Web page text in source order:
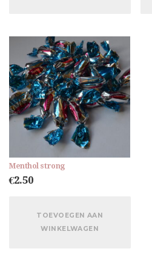
Menthol strong
€2.50
TOEVOEGEN AAN
WINKELWAGEN